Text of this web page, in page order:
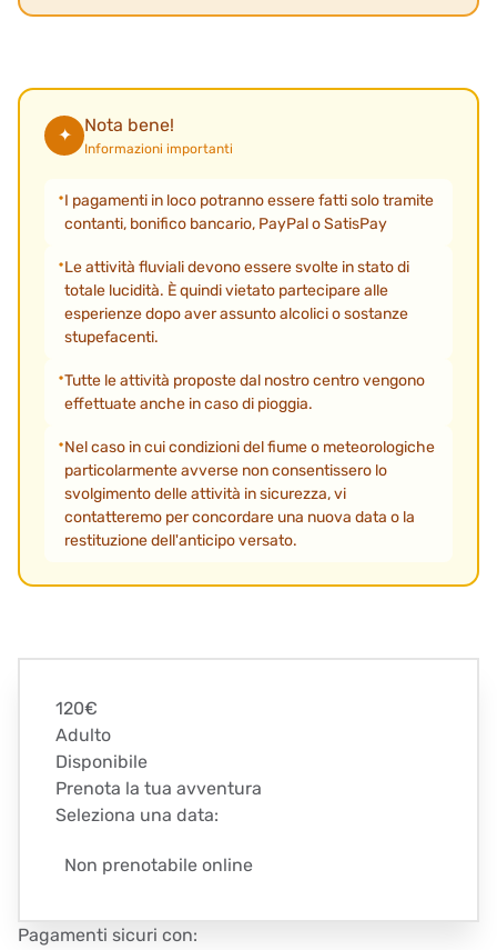
✦ Nota bene!
Informazioni importanti
I pagamenti in loco potranno essere fatti solo tramite
contanti, bonifico bancario, PayPal o SatisPay
Le attività fluviali devono essere svolte in stato di
totale lucidità. È quindi vietato partecipare alle
esperienze dopo aver assunto alcolici o sostanze
stupefacenti.
Tutte le attività proposte dal nostro centro vengono
effettuate anche in caso di pioggia.
Nel caso in cui condizioni del fiume o meteorologiche
particolarmente avverse non consentissero lo
svolgimento delle attività in sicurezza, vi
contatteremo per concordare una nuova data o la
restituzione dell'anticipo versato.
120€
Adulto
Disponibile
Prenota la tua avventura
Seleziona una data:
Non prenotabile online
Pagamenti sicuri con: